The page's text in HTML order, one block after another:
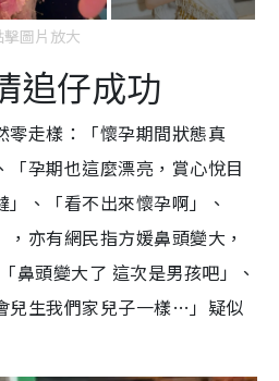
擊圖片放大
追仔成功
零走樣：「懷孕期間狀態真
孕期也這麼漂亮，賞心悅目
、「看不出來懷孕啊」、
，亦有網民指方媛鼻頭變大，
鼻頭變大了 這次是男孩吧」、
兒生我們家兒子一樣…」疑似